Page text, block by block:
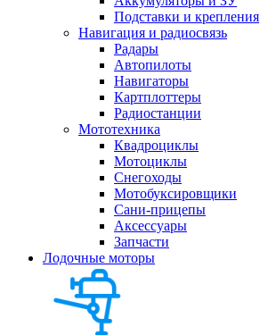
Подставки и крепления
Навигация и радиосвязь
Радары
Автопилоты
Навигаторы
Картплоттеры
Радиостанции
Мототехника
Квадроциклы
Мотоциклы
Снегоходы
Мотобуксировщики
Сани-прицепы
Аксессуары
Запчасти
Лодочные моторы